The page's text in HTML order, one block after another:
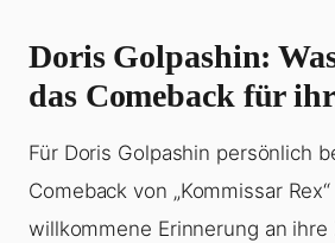
Doris Golpashin:
das Comeback für
Für Doris Golpashin persönlich
Comeback von „Kommissar
willkommene Erinnerung an